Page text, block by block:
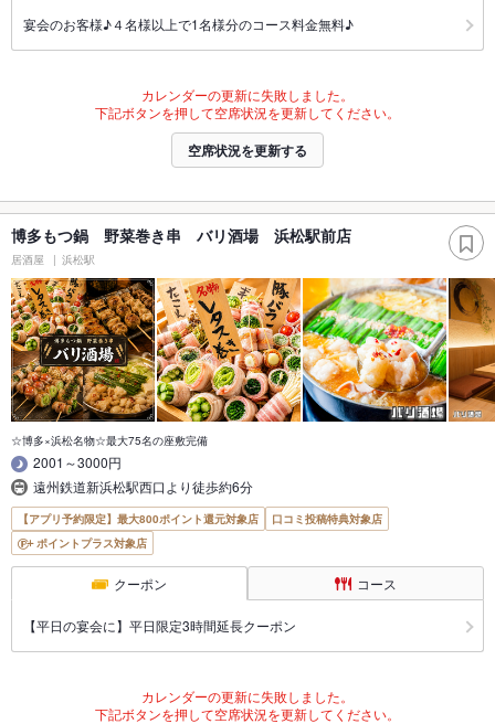
宴会のお客様♪４名様以上で1名様分のコース料金無料♪
カレンダーの更新に失敗しました。
下記ボタンを押して空席状況を更新してください。
空席状況を更新する
博多もつ鍋 野菜巻き串 バリ酒場 浜松駅前店
居酒屋 浜松駅
☆博多×浜松名物☆最大75名の座敷完備
2001～3000円
遠州鉄道新浜松駅西口より徒歩約6分
【アプリ予約限定】最大800ポイント還元対象店
口コミ投稿特典対象店
ポイントプラス対象店
クーポン コース
【平日の宴会に】平日限定3時間延長クーポン
カレンダーの更新に失敗しました。
下記ボタンを押して空席状況を更新してください。